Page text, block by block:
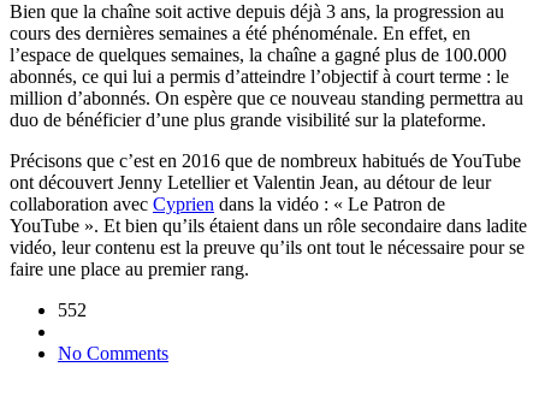
Bien que la chaîne soit active depuis déjà 3 ans, la progression au
cours des dernières semaines a été phénoménale. En effet, en
l’espace de quelques semaines, la chaîne a gagné plus de 100.000
abonnés, ce qui lui a permis d’atteindre l’objectif à court terme : le
million d’abonnés. On espère que ce nouveau standing permettra au
duo de bénéficier d’une plus grande visibilité sur la plateforme.
Précisons que c’est en 2016 que de nombreux habitués de YouTube
ont découvert Jenny Letellier et Valentin Jean, au détour de leur
collaboration avec Cyprien dans la vidéo : « Le Patron de
YouTube ». Et bien qu’ils étaient dans un rôle secondaire dans ladite
vidéo, leur contenu est la preuve qu’ils ont tout le nécessaire pour se
faire une place au premier rang.
552
No Comments